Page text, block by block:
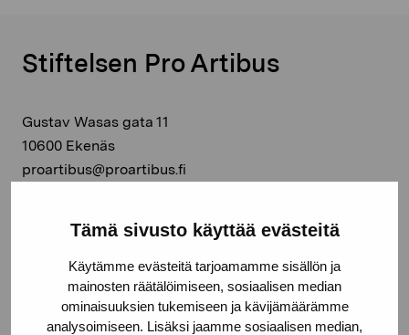
Tämä sivusto käyttää evästeitä
Käytämme evästeitä tarjoamamme sisällön ja
mainosten räätälöimiseen, sosiaalisen median
ominaisuuksien tukemiseen ja kävijämäärämme
analysoimiseen. Lisäksi jaamme sosiaalisen median,
Stiftelsen Pro Artibus
Gustav Wasas gata 11
10600 Ekenäs
proartibus@proartibus.fi
Kontakta oss